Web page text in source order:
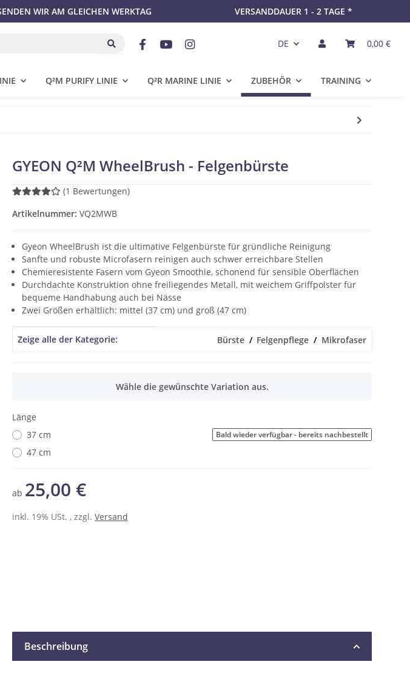
WIR AM GLEICHEN WERKTAG VERSANDDAUER 1 - 2 TAGE *
DE 0,00 €
Q²M PURIFY LINIE Q²R MARINE LINIE ZUBEHÖR TRAINING
GYEON Q²M WheelBrush - Felgenbürste
(1 Bewertungen)
Artikelnummer: VQ2MWB
Gyeon WheelBrush ist die ultimative Felgenbürste für gründliche Reinigung
Sanfte und robuste Microfasern reinigen auch schwer erreichbare Stellen
Chemieresistente Fasern vom Gyeon Smoothie, schonend für sensible Oberflächen
Durchdachte Konstruktion ohne freiliegendes Metall, mit weichem Griffpolster für
bequeme Handhabung auch bei Nässe
Zwei Größen erhältlich: mittel (37 cm) und groß (47 cm)
Produkteigenschaft
Wert
Zeige alle der Kategorie: Bürste Felgenpflege Mikrofaser
Wähle die gewünschte Variation aus.
Länge
37 cm
Bald wieder verfügbar - bereits nachbestellt
47 cm
ab 25,00 €
inkl. 19% USt. , zzgl. Versand
Beschreibung